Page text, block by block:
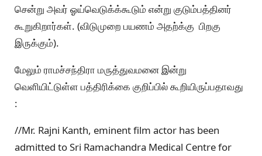
சென்று அவர் ஓய்வெடுக்க்கூடும் என்று குடும்பத்தினர்
கூறுகிறார்கள். (விடுமுறை பயணம் அதற்க்கு பிறகு
இருக்கும்).
மேலும் ராமச்சந்திரா மருத்துவமனை இன்று
வெளியிட்டுள்ள பத்திரிக்கை குறிப்பில் கூறியிருப்பதாவது
:
//Mr. Rajni Kanth, eminent film actor has been
admitted to Sri Ramachandra Medical Centre for